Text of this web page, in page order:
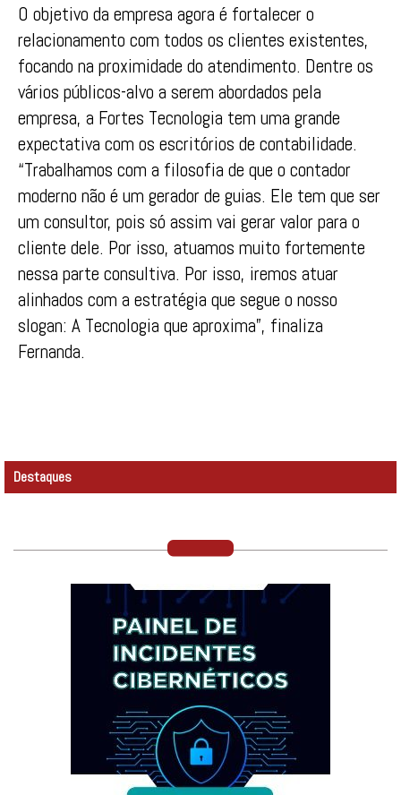
O objetivo da empresa agora é fortalecer o
relacionamento com todos os clientes existentes,
focando na proximidade do atendimento. Dentre os
vários públicos-alvo a serem abordados pela
empresa, a Fortes Tecnologia tem uma grande
expectativa com os escritórios de contabilidade.
“Trabalhamos com a filosofia de que o contador
moderno não é um gerador de guias. Ele tem que ser
um consultor, pois só assim vai gerar valor para o
cliente dele. Por isso, atuamos muito fortemente
nessa parte consultiva. Por isso, iremos atuar
alinhados com a estratégia que segue o nosso
slogan: A Tecnologia que aproxima”, finaliza
Fernanda.
Destaques